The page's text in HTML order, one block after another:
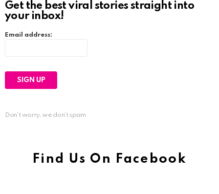
Get the best viral stories straight into
your inbox!
Email address:
Don't worry, we don't spam
Find Us On Facebook